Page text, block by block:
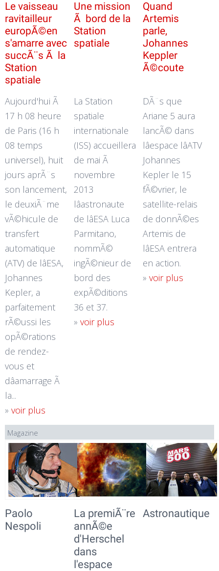
Le vaisseau
ravitailleur
europÃ©en
s'amarre avec
succÃ¨s Ã la
Station
spatiale
Une mission
Ã bord de la
Station
spatiale
Quand
Artemis
parle,
Johannes
Keppler
Ã©coute
Aujourd'hui Ã
17 h 08 heure
de Paris (16 h
08 temps
universel), huit
jours aprÃ¨s
son lancement,
le deuxiÃ¨me
vÃ©hicule de
transfert
automatique
(ATV) de lâESA,
Johannes
Kepler, a
parfaitement
rÃ©ussi les
opÃ©rations
de rendez-
vous et
dâamarrage Ã
la...
» voir plus
La Station
spatiale
internationale
(ISS) accueillera
de mai Ã
novembre
2013
lâastronaute
de lâESA Luca
Parmitano,
nommÃ©
ingÃ©nieur de
bord des
expÃ©ditions
36 et 37.
»voir plus
DÃ¨s que
Ariane 5 aura
lancÃ© dans
lâespace lâATV
Johannes
Kepler le 15
fÃ©vrier, le
satellite-relais
de donnÃ©es
Artemis de
lâESA entrera
en action.
»voir plus
Magazine
Paolo
Nespoli
La premiÃ¨re
annÃ©e
d'Herschel
dans
l'espace
Astronautique